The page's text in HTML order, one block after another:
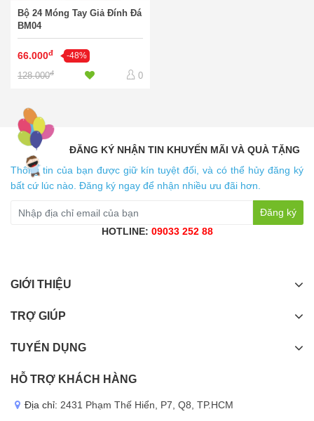
Bộ 24 Móng Tay Giả Đính Đá
BM04
66.000đ -48%
128.000đ 0
ĐĂNG KÝ NHẬN TIN KHUYẾN MÃI VÀ QUÀ TẶNG
Thông tin của bạn được giữ kín tuyệt đối, và có thể hủy đăng ký
bất cứ lúc nào. Đăng ký ngay để nhận nhiều ưu đãi hơn.
Đăng ký
HOTLINE: 09033 252 88
GIỚI THIỆU
TRỢ GIÚP
TUYỂN DỤNG
HỖ TRỢ KHÁCH HÀNG
Địa chỉ: 2431 Phạm Thế Hiển, P7, Q8, TP.HCM